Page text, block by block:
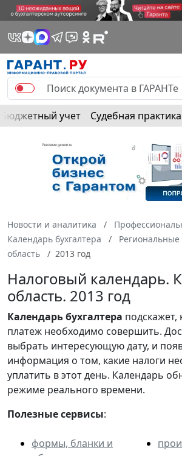
Бюджетный учет Судебная практика
Новости и аналитика
Календарь бухгалтера
Региональные
область
2013 год
Налоговый календарь.
область. 2013 год
Календарьбухгалтера подскажет,
платеж необходимо совершить.
выбрать интересующую дату, и
информация о том, какие налоги
уплатить в этот день. Календарь
режиме реального времени.
Полезные сервисы:
формы, бланки и